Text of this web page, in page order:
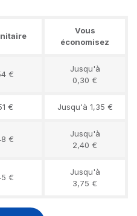
Vous
économisez
€
Jusqu'à
0,30 €
€ Jusqu'à 1,35 €
€
Jusqu'à
2,40 €
€
Jusqu'à
3,75 €